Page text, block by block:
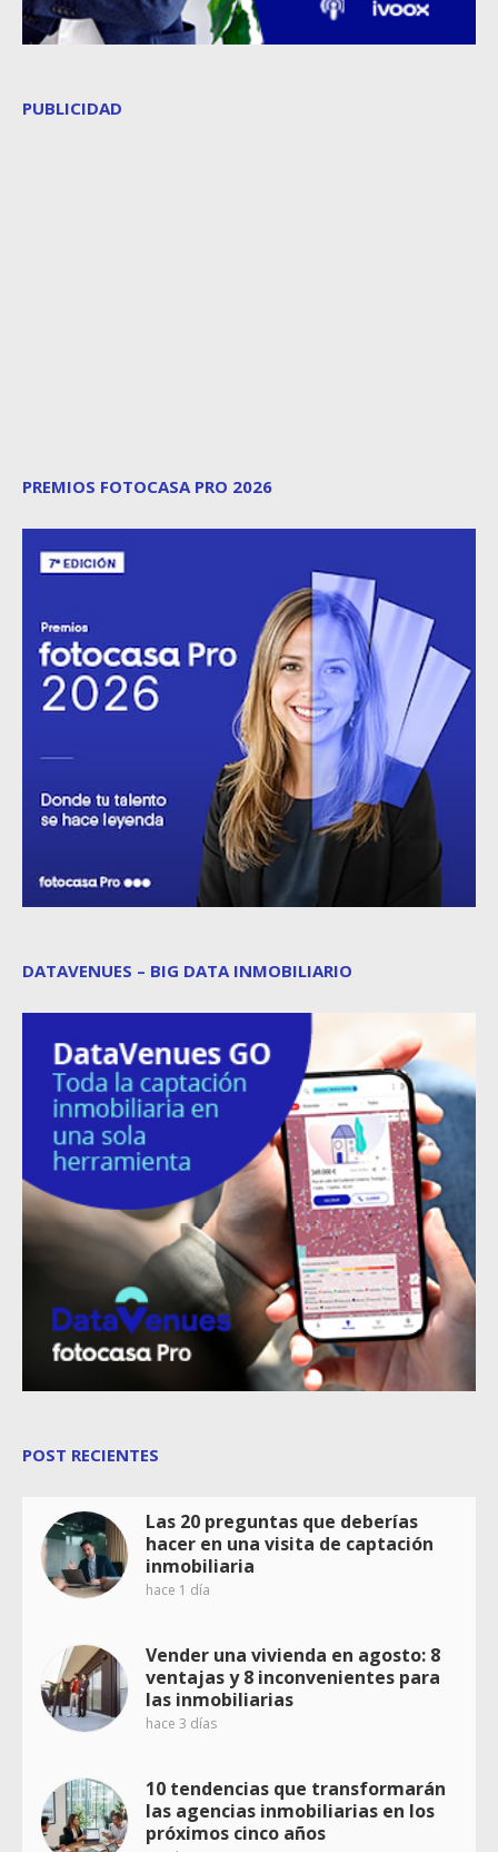
PUBLICIDAD
PREMIOS FOTOCASA PRO 2026
DATAVENUES – BIG DATA INMOBILIARIO
POST RECIENTES
Las 20 preguntas que deberías
hacer en una visita de captación
inmobiliaria
hace 1 día
Vender una vivienda en agosto: 8
ventajas y 8 inconvenientes para
las inmobiliarias
hace 3 días
10 tendencias que transformarán
las agencias inmobiliarias en los
próximos cinco años